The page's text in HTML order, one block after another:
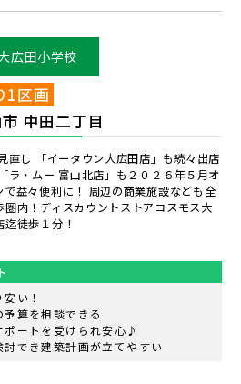
広田小学校
1区画
中田二丁目
直し 「イータウン大広田店」も続々出店
ラ・ムー 富山北店」も２０２６年５月オ
で益々便利に！ 周辺の商業施設なども全
圏内！ディスカウントストアコスモス大
迄徒歩１分！
い！
算を相談できる
ポートを受けられ安心♪
でき建築計画が立てやすい